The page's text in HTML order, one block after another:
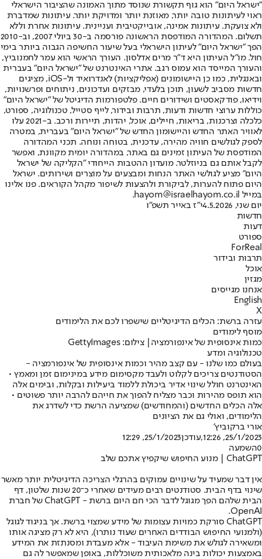
"ישראל היום" הוא גוף תקשורת שנוסד מתוך האמונה שהציבור הישראלי
ראוי לעיתונות טובה יותר, מאוזנת יותר ומדויקת יותר. עיתונות שמדברת
ולא צועקת. עיתונות אמינה, אובייקטיבית ועניינית. עיתונות אחרת וללא
תשלום. המהדורה המודפסת הראשונה פורסמה ב-30 ביולי 2007, וב-2010
הפך "ישראל היום" לעיתון הישראלי בעל שיעור החשיפה הגבוה ביותר בימי
חול. מו"ל העיתון היא ד"ר מרים אדלסון. העורך הראשי הוא עמר לחמנוביץ,
והעורך המייסד הוא עמוס רגב. אתרי האינטרנט של "ישראל היום" בעברית
ובאנגלית, כמו כן היישומונים (אפליקציות) לאנדרואיד ול-iOS, מציגים
חדשות מסביב לשעון, תוכן בלעדי, מבזקים ועדכונים, ניתוחים ופרשנויות,
וידיאו, פודקאסטים ושידורים חיים. פלטפורמות הדיגיטל של "ישראל היום"
כוללות ערוצי חדשות ודעות, תרבות ובידור, לייף סטייל, טכנולוגיה, ספורט,
כלכלה וצרכנות, בריאות, חיילים, אוכל, יהדות, תיירות ורכב. ב-2021 עלו
לאוויר האתר החדש והיישומון החדש של "ישראל היום" בעברית, במטרה
לספק לגולשים חוויה מהירה, עדכנית, בטוחה ונוחה. תכני המהדורה
המודפסת של העיתון זמינים גם באתר, במהדורה יומית מקוונת, ואפשר
לקבל אותם גם בניוזלטר. מועדון ההטבות הייחודי "הקליקה של ישראל
היום" מציע לגולשי האתר הנחות ומבצעים על מוצרים ושירותים. ישראל
היום פתוח להערות, לביקורת ולהצעות לשיפור מקהל הקוראים. פנו אלינו
במייל hayom@israelhayom.co.il.
יום שני, 4.5.2026
י"ז באייר תשפ"ו
חדשות
דעות
ספורט
ForReal
תרבות ובידור
אוכל
מגזין
אנחנו מגייסים
English
X
עזרה ברשת: הכלים הדיגיטליים שישפרו לכם את הלימודים
מוסף לימודים
כמות אינסופית של אינפורמציה| צילום: GettyImages
טכנולוגיה ומדע
בעולם כמו שלנו - עם קצב מהיר וכמות אינסופית של אינפורמציה -
הסטודנטים צריכים לקלוט ולעבד מקסימום מידע במינימום זמן ומאמץ •
האינטרנט חולל שינוי אדיר ביכולת ללמוד ביעילות ובקלות, ובימים אלה
הוא תופס מהירות וכבר מצליח להפוך את חייהם להרבה יותר פשוטים •
אלה הכלים החדשים (והמחודשים) שמציעה הרשת כדי לשדרג את
הלימודים, ואולי גם את הציונים
אורי ברקוביץ'
25/1/2023, 12:26
,עודכן25/1/2023, 12:29
0השמעה
ChatGPT | מנוע החיפוש שיקפיץ אתכם שלב
אין דבר שמעיד על שינויים עמוקים בהרגלי הצריכה הדיגיטלית יותר מאשר
שינוי בדף הבית. סטודנטים רבים מעידים שאחרי כ־20 שנות שלטון, דף
הבית שלהם הפך מגוגל לדבר הכי חם היום ברשת - ChatGPT של חברת
OpenAI.
ChatGPT סורקת כמויות עצומות של מידע שמצוי ברשת. אך בניגוד לגוגל
(ולמנועי החיפוש הבודדים האחרים שעוד נותרו), היא לא רק מציגה אותו
ומשאירה לגולש את משימת העיבוד - אלא מעבדת ומסנתזת את המידע
באמצעות יכולות בינה מלאכותית משוכללות, באופן שמאפשר לה גם